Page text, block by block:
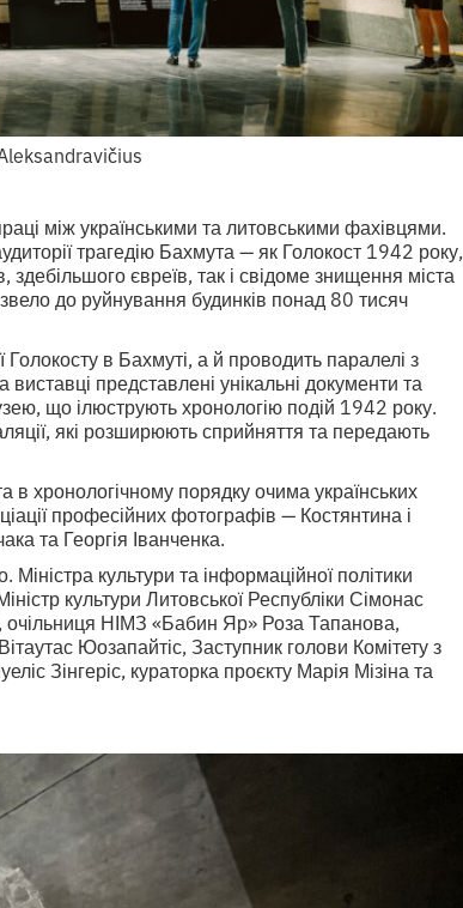
між українськими та литовськими фахівцями.
трагедію Бахмута — як Голокост 1942 року,
євреїв, так і свідоме знищення міста
до руйнування будинків понад 80 тисяч
Голокосту в Бахмуті, а й проводить паралелі з
представлені унікальні документи та
що ілюструють хронологію подій 1942 року.
які розширюють сприйняття та передають
хронологічному порядку очима українських
професійних фотографів — Костянтина і
та Георгія Іванченка.
Міністра культури та інформаційної політики
культури Литовської Республіки Сімонас
НІМЗ «Бабин Яр» Роза Тапанова,
Юозапайтіс, Заступник голови Комітету з
Зінгеріс, кураторка проєкту Марія Мізіна та